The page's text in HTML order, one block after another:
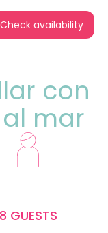
Check availability
con
mar
8 GUESTS